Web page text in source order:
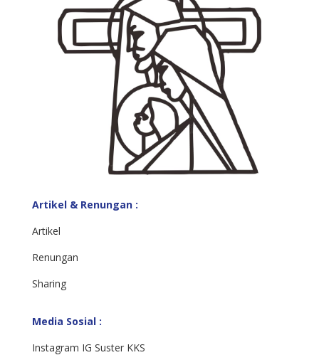
Artikel & Renungan :
Artikel
Renungan
Sharing
Media Sosial :
Instagram IG Suster KKS